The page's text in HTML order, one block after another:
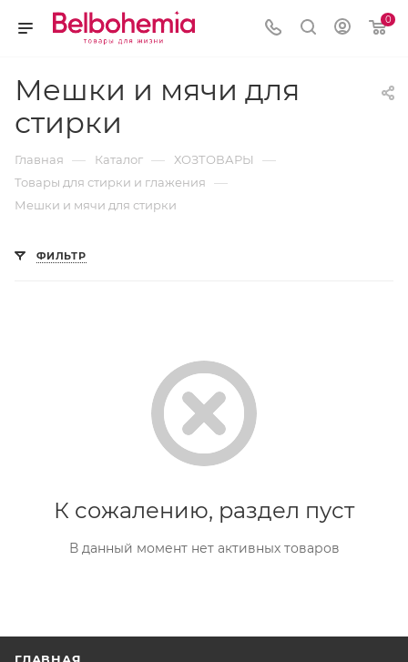
0
Мешки и мячи для
стирки
Главная — Каталог — ХОЗТОВАРЫ —
Товары для стирки и глажения —
Мешки и мячи для стирки
ФИЛЬТР
К сожалению, раздел пуст
В данный момент нет активных товаров